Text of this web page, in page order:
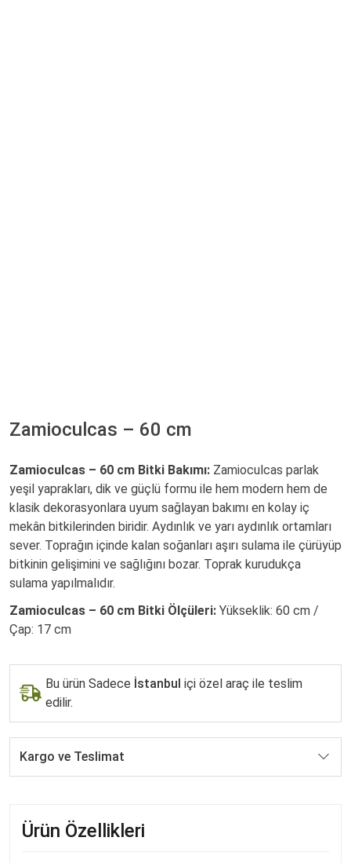
Zamioculcas – 60 cm
Zamioculcas – 60 cm Bitki Bakımı: Zamioculcas parlak
yeşil yaprakları, dik ve güçlü formu ile hem modern hem de
klasik dekorasyonlara uyum sağlayan bakımı en kolay iç
mekân bitkilerinden biridir. Aydınlık ve yarı aydınlık ortamları
sever. Toprağın içinde kalan soğanları aşırı sulama ile çürüyüp
bitkinin gelişimini ve sağlığını bozar. Toprak kurudukça
sulama yapılmalıdır.
Zamioculcas – 60 cm Bitki Ölçüleri: Yükseklik: 60 cm /
Çap: 17 cm
Bu ürün Sadece İstanbul içi özel araç ile teslim
edilir.
Kargo ve Teslimat
Ürün Özellikleri